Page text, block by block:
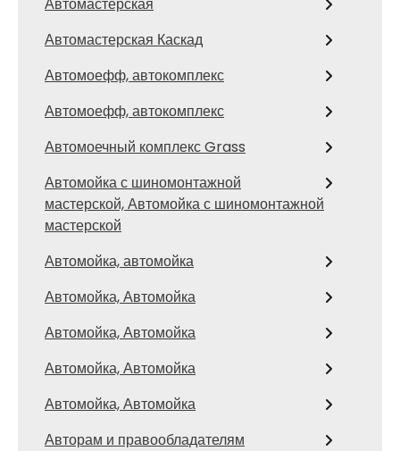
Автомастерская Каскад
Автомоефф, автокомплекс
Автомоефф, автокомплекс
Автомоечный комплекс Grass
Автомойка с шиномонтажной
мастерской, Автомойка с шиномонтажной
мастерской
Автомойка, автомойка
Автомойка, Автомойка
Автомойка, Автомойка
Автомойка, Автомойка
Автомойка, Автомойка
Авторам и правообладателям